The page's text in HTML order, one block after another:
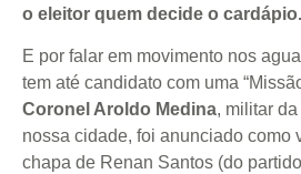
o eleitor quem decide o cardápio.
E por falar em movimento nos
tem até candidato com uma
Coronel Aroldo Medina, militar
nossa cidade, foi anunciado como
chapa de Renan Santos (do